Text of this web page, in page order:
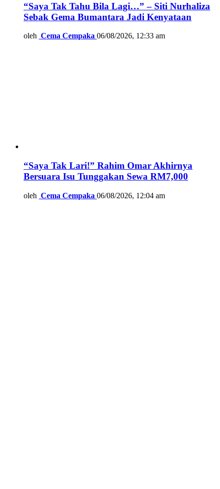
“Saya Tak Tahu Bila Lagi…” – Siti Nurhaliza
Sebak Gema Bumantara Jadi Kenyataan
oleh Cema Cempaka 06/08/2026, 12:33 am
“Saya Tak Lari!” Rahim Omar Akhirnya
Bersuara Isu Tunggakan Sewa RM7,000
oleh Cema Cempaka 06/08/2026, 12:04 am